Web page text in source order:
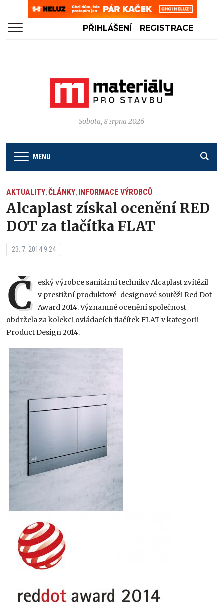
PŘIHLÁŠENÍ REGISTRACE
Sobota, 8 srpna 2026
MENU
AKTUALITY,ČLÁNKY, INFORMACE VÝROBCŮ
Alcaplast získal ocenění RED
DOT za tlačítka FLAT
23. 7. 2014 9:24
Č
eský výrobce sanitární techniky Alcaplast zvítězil
v prestižní produktově-designové soutěži Red Dot
Award 2014. Významné ocenění společnost
obdržela za kolekci ovládacích tlačítek FLAT v kategorii
Product Design 2014.